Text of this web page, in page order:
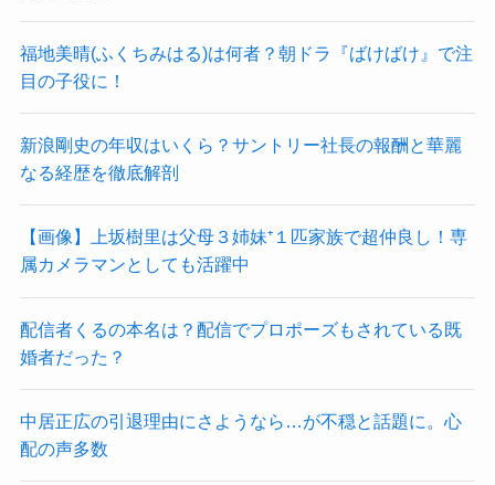
福地美晴(ふくちみはる)は何者？朝ドラ『ばけばけ』で注
目の子役に！
新浪剛史の年収はいくら？サントリー社長の報酬と華麗
なる経歴を徹底解剖
【画像】上坂樹里は父母３姉妹⁺１匹家族で超仲良し！専
属カメラマンとしても活躍中
配信者くるの本名は？配信でプロポーズもされている既
婚者だった？
中居正広の引退理由にさようなら…が不穏と話題に。心
配の声多数